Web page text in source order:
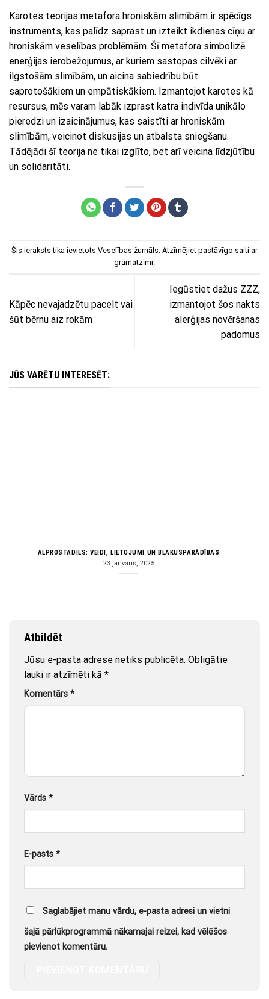
Karotes teorijas metafora hroniskām slimībām ir spēcīgs
instruments, kas palīdz saprast un izteikt ikdienas cīņu ar
hroniskām veselības problēmām. Šī metafora simbolizē
enerģijas ierobežojumus, ar kuriem sastopas cilvēki ar
ilgstošām slimībām, un aicina sabiedrību būt
saprotošākiem un empātiskākiem. Izmantojot karotes kā
resursus, mēs varam labāk izprast katra indivīda unikālo
pieredzi un izaicinājumus, kas saistīti ar hroniskām
slimībām, veicinot diskusijas un atbalsta sniegšanu.
Tādējādi šī teorija ne tikai izglīto, bet arī veicina līdzjūtību
un solidaritāti.
Šis ieraksts tika ievietots Veselības žurnāls . Atzīmējiet pastāvīgo saiti ar
grāmatzīmi.
Kāpēc nevajadzētu pacelt vai
šūt bērnu aiz rokām
Iegūstiet dažus ZZZ,
izmantojot šos nakts
alerģijas novēršanas
padomus
JŪS VARĒTU INTERESĒT:
ALPROSTADILS: VEIDI, LIETOJUMI UN BLAKUSPARĀDĪBAS
23 janvāris, 2025
Atbildēt
Jūsu e-pasta adrese netiks publicēta. Obligātie
lauki ir atzīmēti kā *
Komentārs *
Vārds *
E-pasts *
Saglabājiet manu vārdu, e-pasta adresi un vietni
šajā pārlūkprogrammā nākamajai reizei, kad vēlēšos
pievienot komentāru.